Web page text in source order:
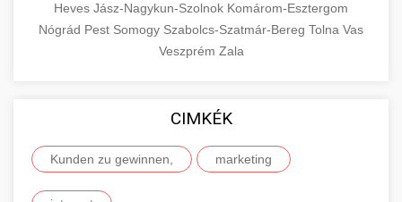
Heves Jász-Nagykun-Szolnok Komárom-Esztergom
Nógrád Pest Somogy Szabolcs-Szatmár-Bereg Tolna Vas
Veszprém Zala
CIMKÉK
Kunden zu gewinnen, marketing